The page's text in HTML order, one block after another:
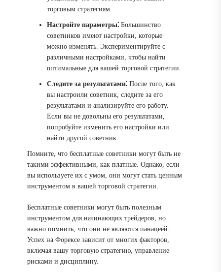
торговым стратегиям.
Настройте параметры⁚ Большинство
советников имеют настройки, которые
можно изменять. Экспериментируйте с
различными настройками, чтобы найти
оптимальные для вашей торговой стратегии.
Следите за результатами⁚ После того, как
вы настроили советник, следите за его
результатами и анализируйте его работу.
Если вы не довольны его результатами,
попробуйте изменить его настройки или
найти другой советник.
Помните, что бесплатные советники могут быть не
такими эффективными, как платные. Однако, если
вы используете их с умом, они могут стать ценным
инструментом в вашей торговой стратегии.
Бесплатные советники могут быть полезным
инструментом для начинающих трейдеров, но
важно помнить, что они не являются панацеей.
Успех на Форексе зависит от многих факторов,
включая вашу торговую стратегию, управление
рисками и дисциплину.